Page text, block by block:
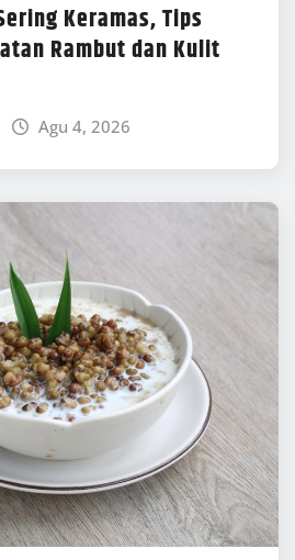
Keramas, Tips
Rambut dan Kulit
Agu 4, 2026